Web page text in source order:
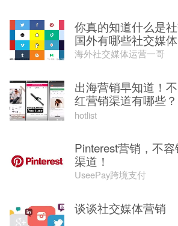
你真的知道什么是
国外有哪些社交媒体
海外社交媒体运营一哥
出海营销早知道！
红营销渠道有哪些？
hotlist
Pinterest营销，不
渠道！
UseePay跨境支付
谈谈社交媒体营销